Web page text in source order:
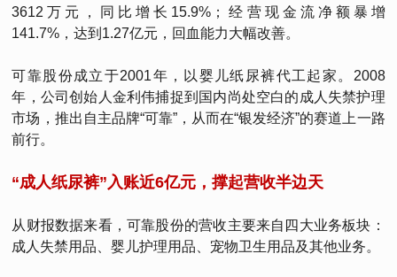
3612万元，同比增长15.9%；经营现金流净额暴增
141.7%，达到1.27亿元，回血能力大幅改善。
可靠股份成立于2001年，以婴儿纸尿裤代工起家。2008
年，公司创始人金利伟捕捉到国内尚处空白的成人失禁护理
市场，推出自主品牌“可靠”，从而在“银发经济”的赛道上一路
前行。
“成人纸尿裤”入账近6亿元，撑起营收半边天
从财报数据来看，可靠股份的营收主要来自四大业务板块：
成人失禁用品、婴儿护理用品、宠物卫生用品及其他业务。